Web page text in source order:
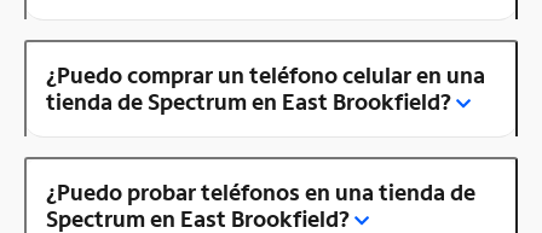
¿Puedo comprar un teléfono celular en una
tienda de Spectrum en East Brookfield?
¿Puedo probar teléfonos en una tienda de
Spectrum en East Brookfield?